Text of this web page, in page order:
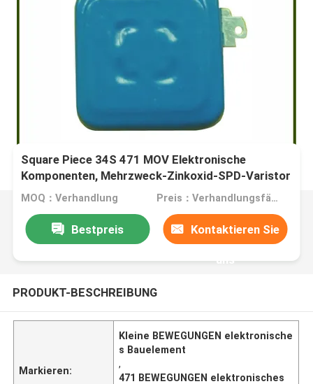
Square Piece 34S 471 MOV Elektronische
Komponenten, Mehrzweck-Zinkoxid-SPD-Varistor
MOQ：Verhandlung Preis：Verhandlungsfähig
Bestpreis Kontaktieren Sie
uns
PRODUKT-BESCHREIBUNG
Markieren:
Kleine BEWEGUNGEN elektronische
s Bauelement
,
471 BEWEGUNGEN elektronisches